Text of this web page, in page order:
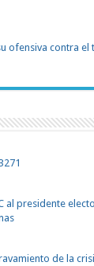
ofensiva contra
al presidente
de la